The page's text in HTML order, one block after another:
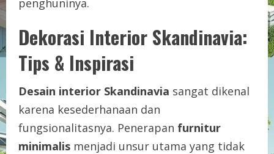
Dekorasi Interior Skandinavia:
Tips & Inspirasi
Desain interior Skandinavia sangat dikenal
karena kesederhanaan dan
fungsionalitasnya. Penerapan furnitur
minimalis menjadi unsur utama yang tidak